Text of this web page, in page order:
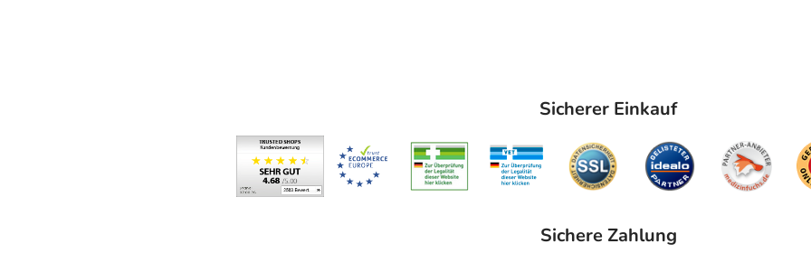
Sicherer Einkauf
Sichere Zahlung